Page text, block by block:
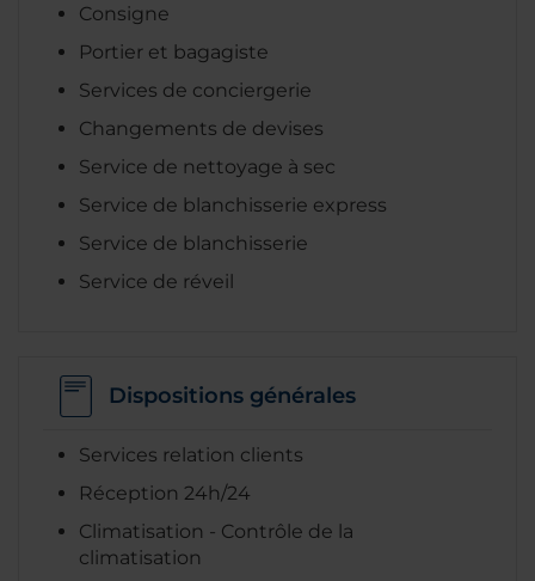
Consigne
Portier et bagagiste
Services de conciergerie
Changements de devises
Service de nettoyage à sec
Service de blanchisserie express
Service de blanchisserie
Service de réveil
Dispositions générales
Services relation clients
Réception 24h/24
Climatisation - Contrôle de la
climatisation